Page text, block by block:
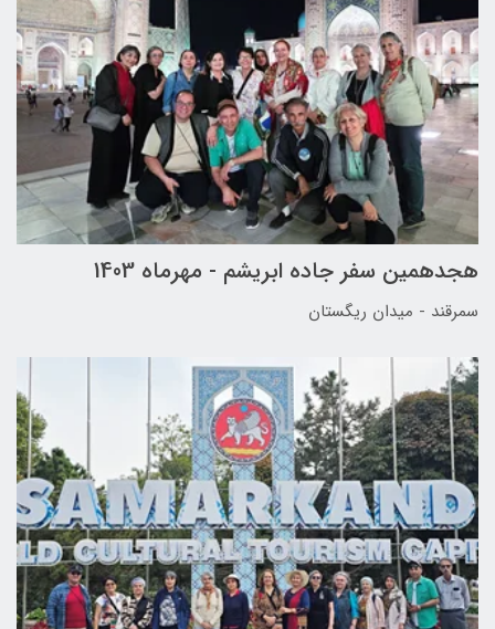
هجدهمین سفر جاده ابریشم - مهرماه 1403
سمرقند - میدان ریگستان